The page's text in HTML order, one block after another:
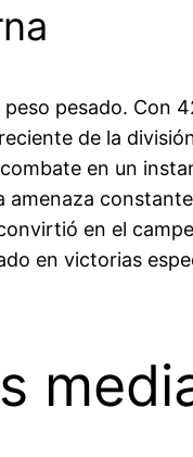
pesado. Con
de la
en un
en el
en victorias